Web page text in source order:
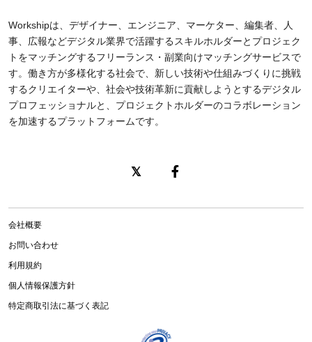
Workshipは、デザイナー、エンジニア、マーケター、編集者、人
事、広報などデジタル業界で活躍するスキルホルダーとプロジェク
トをマッチングするフリーランス・副業向けマッチングサービスで
す。働き方が多様化する社会で、新しい技術や仕組みづくりに挑戦
するクリエイターや、社会や技術革新に貢献しようとするデジタル
プロフェッショナルと、プロジェクトホルダーのコラボレーション
を加速するプラットフォームです。
会社概要
お問い合わせ
利用規約
個人情報保護方針
特定商取引法に基づく表記